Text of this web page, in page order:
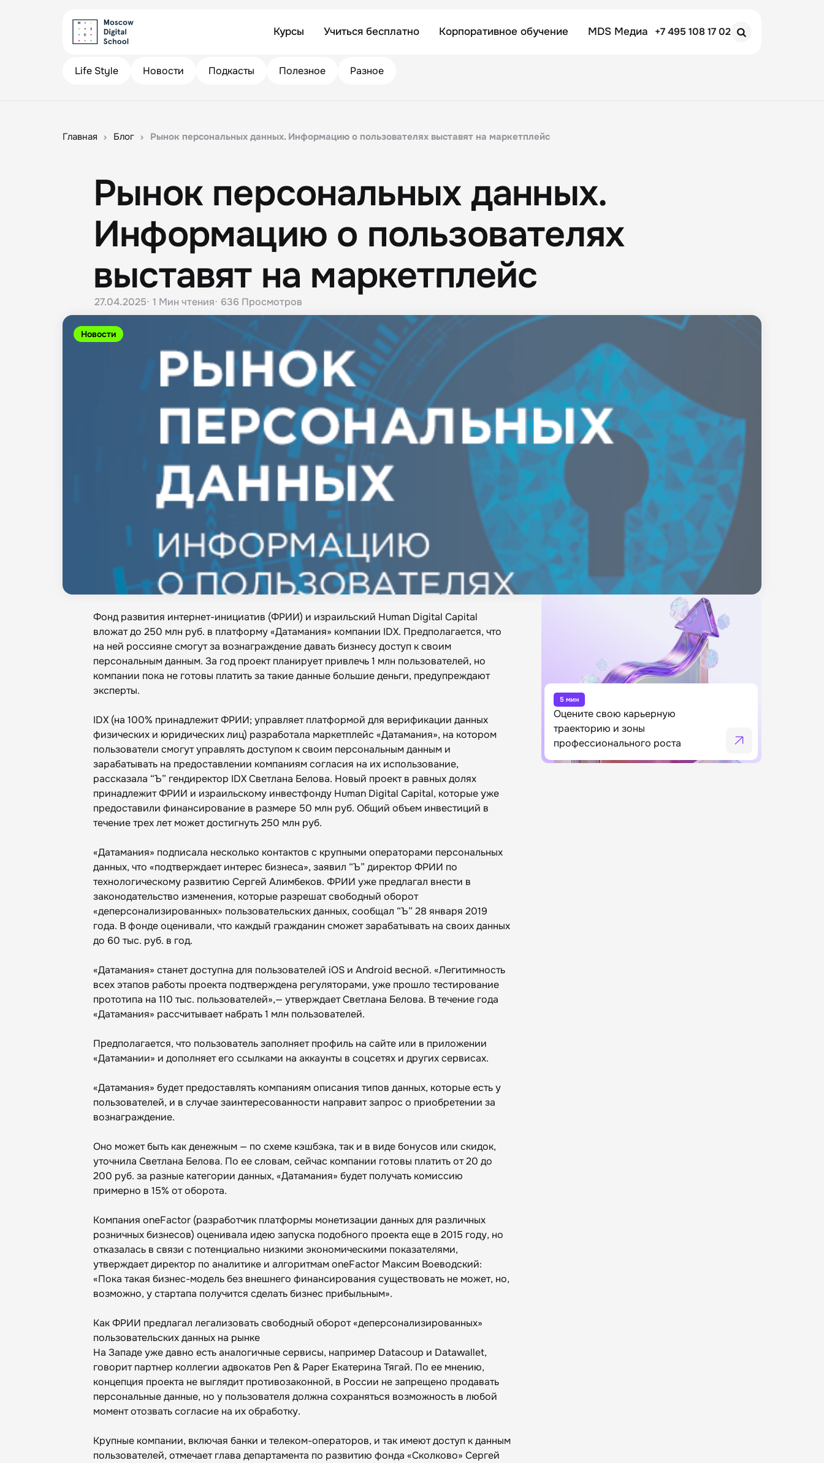
+7 495 108 17 02
Курсы Учиться бесплатно Корпоративное обучение MDS Медиа
Life Style Новости Подкасты Полезное Разное
Главная Блог Рынок персональных данных. Информацию о пользователях выставят на маркетплейс
Новости
Рынок персональных данных.
Информацию о пользователях
выставят на маркетплейс
27.04.2025 1 Мин чтения 636 Просмотров
Фонд развития интернет-инициатив (ФРИИ) и израильский Нuman Digital Capital
вложат до 250 млн руб. в платформу «Датамания» компании IDX. Предполагается, что
на ней россияне смогут за вознаграждение давать бизнесу доступ к своим
персональным данным. За год проект планирует привлечь 1 млн пользователей, но
компании пока не готовы платить за такие данные большие деньги, предупреждают
эксперты.
IDX (на 100% принадлежит ФРИИ; управляет платформой для верификации данных
физических и юридических лиц) разработала маркетплейс «Датамания», на котором
пользователи смогут управлять доступом к своим персональным данным и
зарабатывать на предоставлении компаниям согласия на их использование,
рассказала “Ъ” гендиректор IDX Светлана Белова. Новый проект в равных долях
принадлежит ФРИИ и израильскому инвестфонду Нuman Digital Capital, которые уже
предоставили финансирование в размере 50 млн руб. Общий объем инвестиций в
течение трех лет может достигнуть 250 млн руб.
«Датамания» подписала несколько контактов с крупными операторами персональных
данных, что «подтверждает интерес бизнеса», заявил “Ъ” директор ФРИИ по
технологическому развитию Сергей Алимбеков. ФРИИ уже предлагал внести в
законодательство изменения, которые разрешат свободный оборот
«деперсонализированных» пользовательских данных, сообщал “Ъ” 28 января 2019
года. В фонде оценивали, что каждый гражданин сможет зарабатывать на своих данных
до 60 тыс. руб. в год.
«Датамания» станет доступна для пользователей iOS и Android весной. «Легитимность
всех этапов работы проекта подтверждена регуляторами, уже прошло тестирование
прототипа на 110 тыс. пользователей»,— утверждает Светлана Белова. В течение года
«Датамания» рассчитывает набрать 1 млн пользователей.
Предполагается, что пользователь заполняет профиль на сайте или в приложении
«Датамании» и дополняет его ссылками на аккаунты в соцсетях и других сервисах.
«Датамания» будет предоставлять компаниям описания типов данных, которые есть у
пользователей, и в случае заинтересованности направит запрос о приобретении за
вознаграждение.
Оно может быть как денежным — по схеме кэшбэка, так и в виде бонусов или скидок,
уточнила Светлана Белова. По ее словам, сейчас компании готовы платить от 20 до
200 руб. за разные категории данных, «Датамания» будет получать комиссию
примерно в 15% от оборота.
Компания oneFactor (разработчик платформы монетизации данных для различных
розничных бизнесов) оценивала идею запуска подобного проекта еще в 2015 году, но
отказалась в связи с потенциально низкими экономическими показателями,
утверждает директор по аналитике и алгоритмам oneFactor Максим Воеводский:
«Пока такая бизнес-модель без внешнего финансирования существовать не может, но,
возможно, у стартапа получится сделать бизнес прибыльным».
Как ФРИИ предлагал легализовать свободный оборот «деперсонализированных»
пользовательских данных на рынке
На Западе уже давно есть аналогичные сервисы, например Datacoup и Datawallet,
говорит партнер коллегии адвокатов Pen & Paper Екатерина Тягай. По ее мнению,
концепция проекта не выглядит противозаконной, в России не запрещено продавать
персональные данные, но у пользователя должна сохраняться возможность в любой
момент отозвать согласие на их обработку.
Крупные компании, включая банки и телеком-операторов, и так имеют доступ к данным
пользователей, отмечает глава департамента по развитию фонда «Сколково» Сергей
Оцените свою карьерную
траекторию и зоны
профессионального роста
5 мин